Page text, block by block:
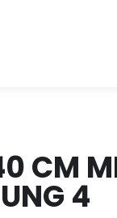
CM
4